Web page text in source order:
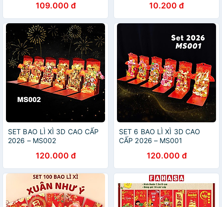
109.000 đ 10.200 đ
SET BAO LÌ XÌ 3D CAO CẤP
2026 – MS002
120.000 đ
SET 6 BAO LÌ XÌ 3D CAO
CẤP 2026 – MS001
120.000 đ